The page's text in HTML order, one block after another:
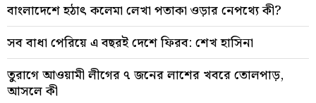
বাংলাদেশে হঠাৎ কলেমা লেখা পতাকা ওড়ার নেপথ্যে কী?
সব বাধা পেরিয়ে এ বছরই দেশে ফিরব: শেখ হাসিনা
তুরাগে আওয়ামী লীগের ৭ জনের লাশের খবরে তোলপাড়,
আসলে কী